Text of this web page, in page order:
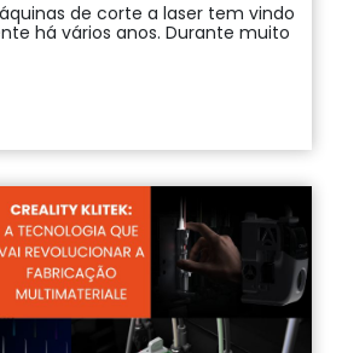
de corte a laser tem vindo
há vários anos. Durante muito